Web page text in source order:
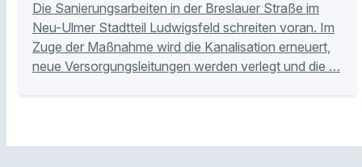
Die Sanierungsarbeiten in der Breslauer Straße im
Neu-Ulmer Stadtteil Ludwigsfeld schreiten voran. Im
Zuge der Maßnahme wird die Kanalisation erneuert,
neue Versorgungsleitungen werden verlegt und die …